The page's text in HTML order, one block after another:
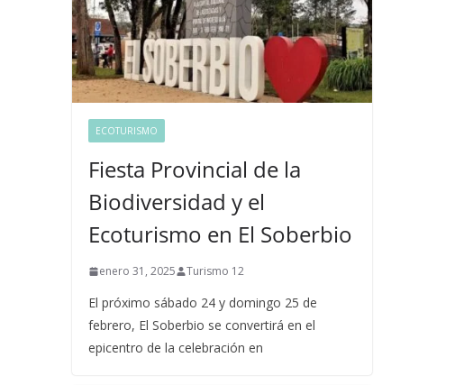
ECOTURISMO
Fiesta Provincial de la
Biodiversidad y el
Ecoturismo en El Soberbio
enero 31, 2025 Turismo 12
El próximo sábado 24 y domingo 25 de
febrero, El Soberbio se convertirá en el
epicentro de la celebración en